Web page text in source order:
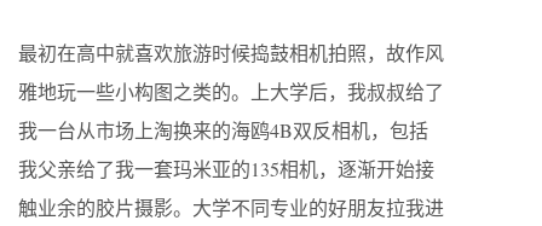
最初在高中就喜欢旅游时候捣鼓相机拍照，故作风
雅地玩一些小构图之类的。上大学后，我叔叔给了
我一台从市场上淘换来的海鸥4B双反相机，包括
我父亲给了我一套玛米亚的135相机，逐渐开始接
触业余的胶片摄影。大学不同专业的好朋友拉我进